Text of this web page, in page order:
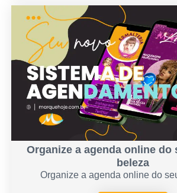
Organize a agenda online do
beleza
Organize a agenda online do